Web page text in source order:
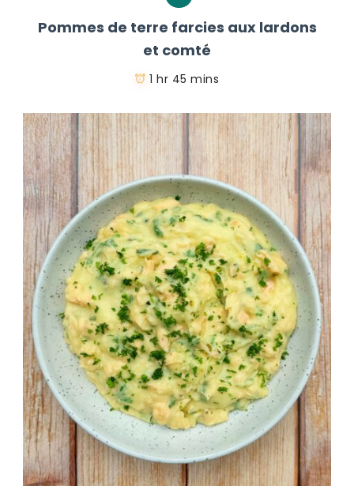
Pommes de terre farcies aux lardons
et comté
1 hr 45 mins